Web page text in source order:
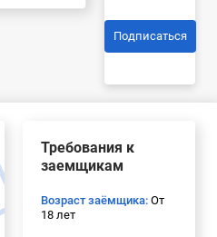
Подписаться
Требования к
заемщикам
Возраст заёмщика: От
18 лет